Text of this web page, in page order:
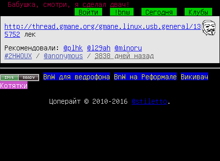
Бабушка, смотри, я сделал двач!
Войти
!bnw Сегодня
Клубы
http://thread.gmane.org/gmane.linux.usb.general/13
5752 лек
Рекомендовали: @plhk @l29ah
@minoru
#2HWOUX
/ @anonymous / 3838 дней назад
BnW для ведрофона BnW на Реформале
Викивач
Котятки
Цоперайт © 2010-2016 @stiletto